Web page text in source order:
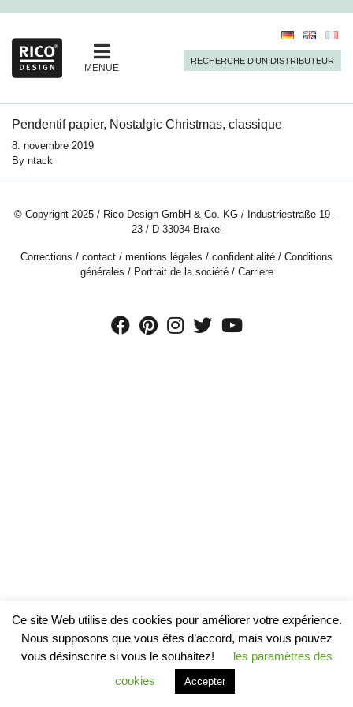
MENUE
RECHERCHE D’UN DISTRIBUTEUR
Pendentif papier, Nostalgic Christmas, classique
8. novembre 2019
By ntack
© Copyright 2025 / Rico Design GmbH & Co. KG / Industriestraße 19 –
23 / D-33034 Brakel
Corrections / contact / mentions légales / confidentialité / Conditions
générales / Portrait de la société/ Carriere
Ce site Web utilise des cookies pour améliorer votre expérience.
Nous supposons que vous êtes d’accord, mais vous pouvez
vous désinscrire si vous le souhaitez!
les paramètres des
cookies
Accepter